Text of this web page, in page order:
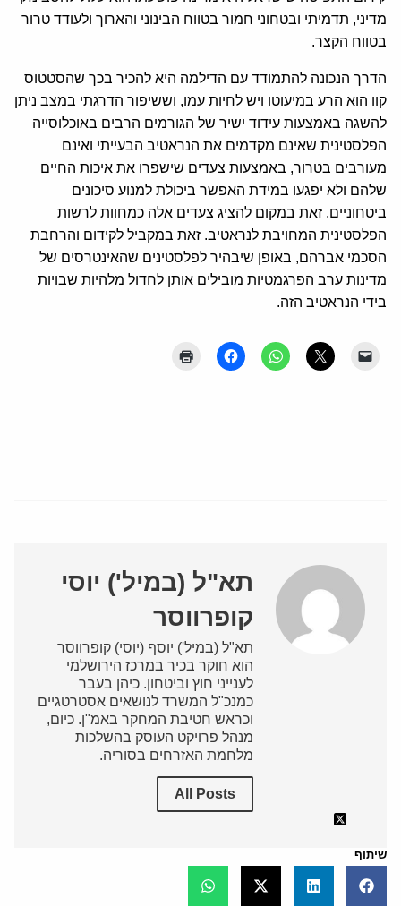
מדיני, תדמיתי ובטחוני חמור בטווח הבינוני והארוך ולעודד טרור
בטווח הקצר.
הדרך הנכונה להתמודד עם הדילמה היא להכיר בכך שהסטטוס
קוו הוא הרע במיעוטו ויש לחיות עמו, וששיפור הדרגתי במצב ניתן
להשגה באמצעות עידוד ישיר של הגורמים הרבים באוכלוסייה
הפלסטינית שאינם מקדמים את הנראטיב הבעייתי ואינם
מעורבים בטרור, באמצעות צעדים שישפרו את איכות החיים
שלהם ולא יפגעו במידת האפשר ביכולת למנוע סיכונים
ביטחוניים. זאת במקום להציג צעדים אלה כמחוות לרשות
הפלסטינית המחויבת לנראטיב. זאת במקביל לקידום והרחבת
הסכמי אברהם, באופן שיבהיר לפלסטינים שהאינטרסים של
מדינות ערב הפרגמטיות מובילים אותן לחדול מלהיות שבויות
בידי הנראטיב הזה.
תא"ל (במיל') יוסי
קופרווסר
תא"ל (במיל') יוסף (יוסי) קופרווסר
הוא חוקר בכיר במרכז הירושלמי
לענייני חוץ וביטחון. כיהן בעבר
כמנכ"ל המשרד לנושאים אסטרטגיים
וכראש חטיבת המחקר באמ"ן. כיום,
מנהל פרויקט העוסק בהשלכות
מלחמת האזרחים בסוריה.
All Posts
שיתוף